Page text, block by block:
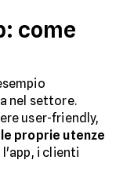
come
nel settore.
user-friendly,
proprie utenze
i clienti